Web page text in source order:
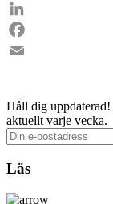
LinkedIn
Facebook
Håll dig uppdaterad!
aktuellt varje vecka.
Läs